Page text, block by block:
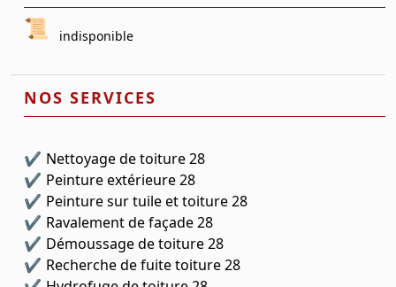
indisponible
NOS SERVICES
Nettoyage de toiture 28
Peinture extérieure 28
Peinture sur tuile et toiture 28
Ravalement de façade 28
Démoussage de toiture 28
Recherche de fuite toiture 28